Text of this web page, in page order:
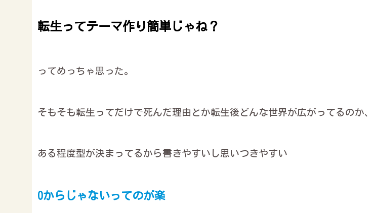
転生ってテーマ作り簡単じゃね？
ってめっちゃ思った。
そもそも転生ってだけで死んだ理由とか転生後どんな世界が広がってるのか、
ある程度型が決まってるから書きやすいし思いつきやすい
0からじゃないってのが楽